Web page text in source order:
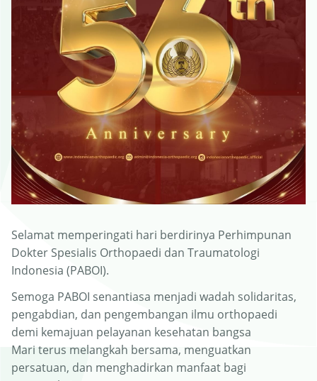
Selamat memperingati hari berdirinya Perhimpunan
Dokter Spesialis Orthopaedi dan Traumatologi
Indonesia (PABOI).
Semoga PABOI senantiasa menjadi wadah solidaritas,
pengabdian, dan pengembangan ilmu orthopaedi
demi kemajuan pelayanan kesehatan bangsa
Mari terus melangkah bersama, menguatkan
persatuan, dan menghadirkan manfaat bagi